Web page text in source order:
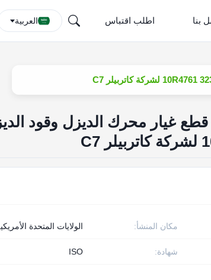
بنا اطلب اقتباس العربية
غيار محرك الديزل وقود
مكان المنشأ: الولايات المتحدة
شهادة: ISO